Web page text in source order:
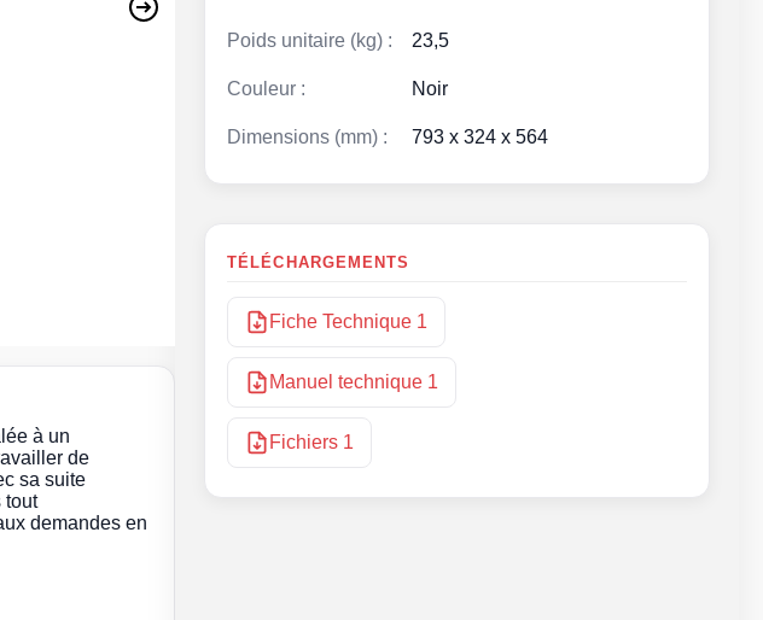
à un
de
sa suite
tout
demandes en
Poids unitaire (kg) : 23,5
Couleur : Noir
Dimensions (mm) : 793 x 324 x 564
TÉLÉCHARGEMENTS
Fiche Technique 1
Manuel technique 1
Fichiers 1